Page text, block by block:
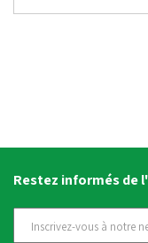
Restez informés de